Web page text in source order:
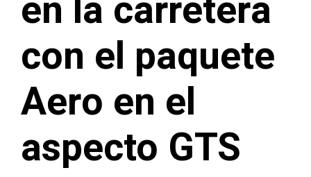
con el paquete
Aero en el
aspecto GTS